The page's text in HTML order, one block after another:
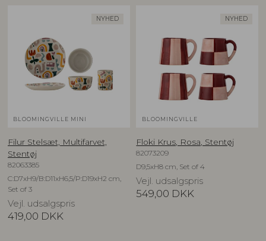
NYHED
BLOOMINGVILLE MINI
Filur Stelsæt, Multifarvet,
Stentøj
82063385
C:D7xH9/B:D11xH6,5/P:D19xH2 cm,
Set of 3
Vejl. udsalgspris
419,00 DKK
NYHED
BLOOMINGVILLE
Floki Krus, Rosa, Stentøj
82073209
D9,5xH8 cm, Set of 4
Vejl. udsalgspris
549,00 DKK